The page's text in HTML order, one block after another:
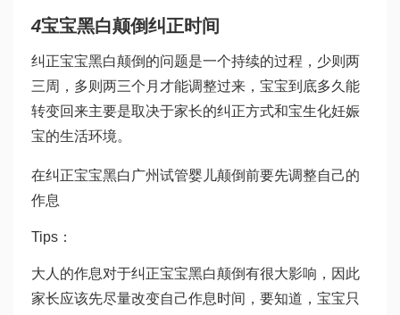
4宝宝黑白颠倒纠正时间
纠正宝宝黑白颠倒的问题是一个持续的过程，少则两
三周，多则两三个月才能调整过来，宝宝到底多久能
转变回来主要是取决于家长的纠正方式和宝生化妊娠
宝的生活环境。
在纠正宝宝黑白广州试管婴儿颠倒前要先调整自己的
作息
Tips：
大人的作息对于纠正宝宝黑白颠倒有很大影响，因此
家长应该先尽量改变自己作息时间，要知道，宝宝只